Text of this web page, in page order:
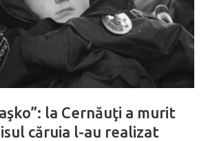
la Cernăuţi a murit
căruia l-au realizat